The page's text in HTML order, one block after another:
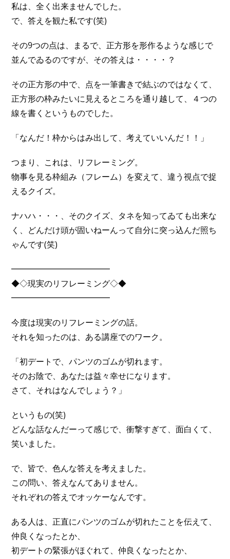
私は、全く出来ませんでした。
で、答えを観た私です(笑)
その9つの点は、まるで、正方形を形作るような感じで
並んでゐるのですが、その答えは・・・・？
その正方形の中で、点を一筆書きで結ぶのではなくて、
正方形の枠みたいに見えるところを通り越して、４つの
線を書くというものでした。
「なんだ！枠からはみ出して、考えていいんだ！！」
つまり、これは、リフレーミング。
物事を見る枠組み（フレーム）を変えて、違う視点で捉
えるクイズ。
ナハハ・・・、そのクイズ、タネを知ってゐても出来な
く、どんだけ頭が固いねーんって自分に突っ込んだ照ち
ゃんです(笑)
━━━━━━━━━━━━
◆◇現実のリフレーミング◇◆
━━━━━━━━━━━━
今度は現実のリフレーミングの話。
それを知ったのは、ある講座でのワーク。
「初デートで、パンツのゴムが切れます。
そのお陰で、あなたは益々幸せになります。
さて、それはなんでしょう？」
というもの(笑)
どんな話なんだーって感じで、衝撃すぎて、面白くて、
笑いました。
で、皆で、色んな答えを考えました。
この問い、答えなんてありません。
それぞれの答えでオッケーなんです。
ある人は、正直にパンツのゴムが切れたことを伝えて、
仲良くなったとか、
初デートの緊張がほぐれて、仲良くなったとか、